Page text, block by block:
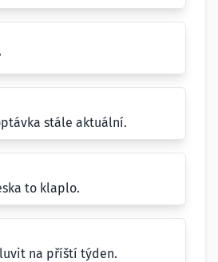
stále aktuální.
to klaplo.
na příští týden.